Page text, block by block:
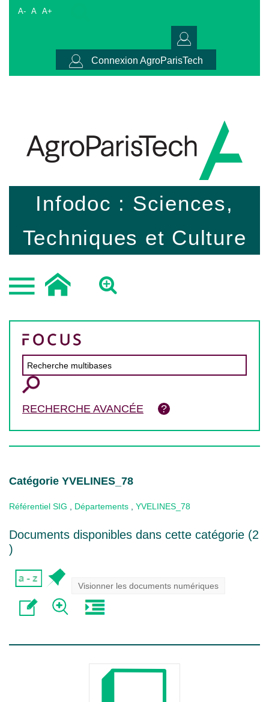
A- A A+
Connexion AgroParisTech
Infodoc : Sciences,
Techniques et Culture
RECHERCHE AVANCÉE
Catégorie YVELINES_78
Référentiel SIG Départements YVELINES_78
Documents disponibles dans cette catégorie (2
)
Visionner les documents numériques